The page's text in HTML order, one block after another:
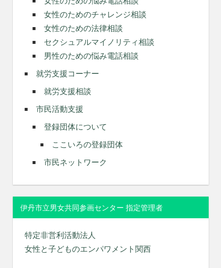
女性のためのチャレンジ相談
女性のための法律相談
セクシュアルマイノリティ相談
男性のための悩み電話相談
就労支援コーナー
就労支援相談
市民活動支援
登録団体について
ここいろの登録団体
市民ネットワーク
伊丹市立男女共同参画センター 指定管理者
特定非営利活動法人
女性と子どものエンパワメント関西